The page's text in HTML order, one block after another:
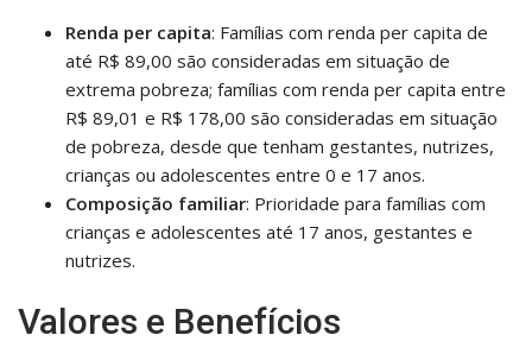
Renda per capita: Famílias com renda per capita de
até R$ 89,00 são consideradas em situação de
extrema pobreza; famílias com renda per capita entre
R$ 89,01 e R$ 178,00 são consideradas em situação
de pobreza, desde que tenham gestantes, nutrizes,
crianças ou adolescentes entre 0 e 17 anos.
Composição familiar: Prioridade para famílias com
crianças e adolescentes até 17 anos, gestantes e
nutrizes.
Valores e Benefícios